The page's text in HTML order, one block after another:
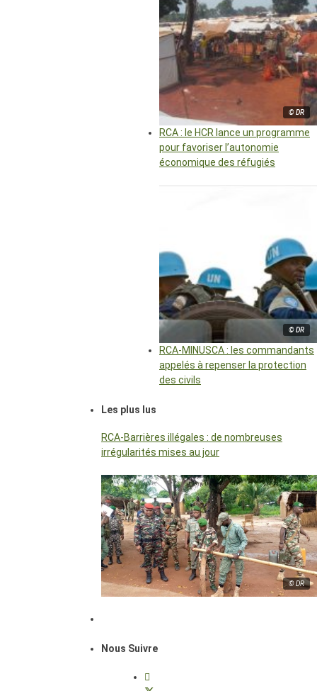
© DR
RCA : le HCR lance un programme
pour favoriser l’autonomie
économique des réfugiés
© DR
RCA-MINUSCA : les commandants
appelés à repenser la protection
des civils
Les plus lus
RCA-Barrières illégales : de nombreuses
irrégularités mises au jour
© DR
Nous Suivre